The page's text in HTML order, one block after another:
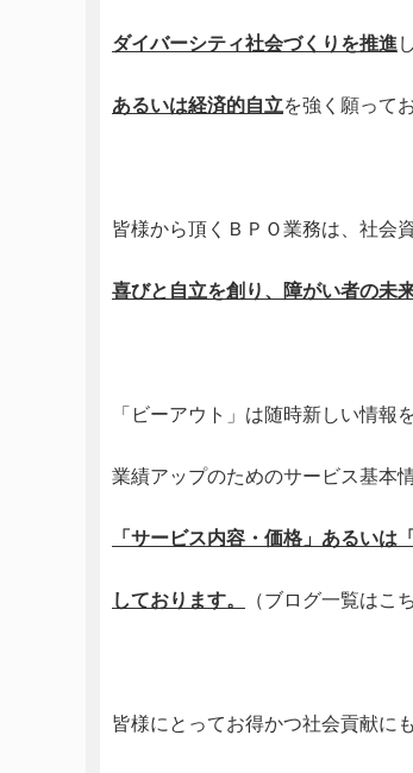
ダイバーシティ社会づくりを推進
あるいは経済的自立を強く願って
皆様から頂くＢＰＯ業務は、社会
喜びと自立を創り、障がい者の未
「ビーアウト」は随時新しい情
業績アップのためのサービス基本
「サービス内容・価格」あるいは
しております。 （ブログ一覧はこ
皆様にとってお得かつ社会貢献に